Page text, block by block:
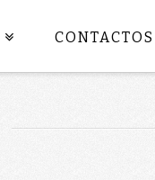
CONTACTOS